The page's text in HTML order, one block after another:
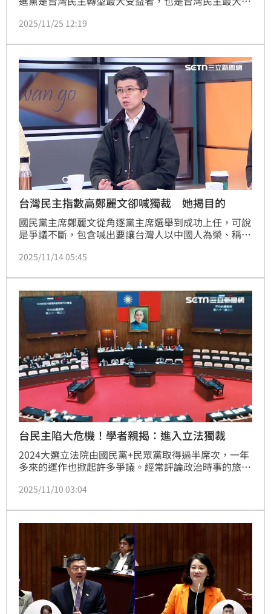
多以來的行徑及鄭麗文的言論，怒批國民黨壞法治、親
者！」
2025/11/25 12:19
台灣民主指數高鄭麗文卻喊獨裁 她揭目的
國民黨主席鄭麗文從角逐黨主席選舉到成功上任，可說
是爭議不斷，包含喊出要讓台灣人以中國人為榮、稱俄
拜共諜，又頻頻稱賴清德政府是獨裁法西斯。一連串的
於三立政論《前進新台灣》中分析，鄭麗文在進行思想
改造，要建立屬於他自己的青年軍。
2025/11/14 05:45
台民主陷大危機！學者親揭：進入立法獨裁
2024大選立法院由國民黨+民眾黨取得過半席次，一年
多來的運作也掀起許多爭議。經常評論政治時事的旅美
後，台灣政壇出現一個民主史上從未有過的亂象，他也
2025/11/10 03:04